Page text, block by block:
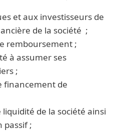
et aux investisseurs de
de la société ;
remboursement ;
à assumer ses
;
financement de
de la société ainsi
passif ;